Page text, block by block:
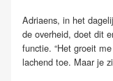
Adriaens, in het
de overheid, doet dit
functie. “Het groeit
lachend toe. Maar je